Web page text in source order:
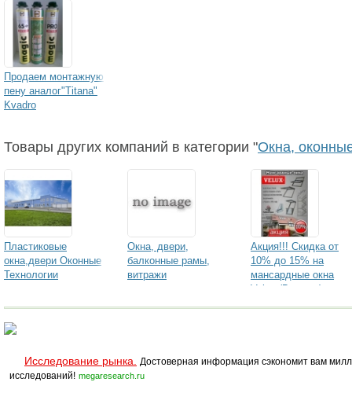
Продаем монтажную
пену аналог"Titana"
Kvadro
Товары других компаний в категории "Окна,
Пластиковые
окна,двери Оконные
Технологии
Окна, двери,
балконные рамы,
витражи
Акция!!! Скидка от
10% до 15% на
мансардные окна
Velux (Велюкс)
Исследование рынка.
Достоверная информация сэкономит вам
исследований! megaresearch.ru